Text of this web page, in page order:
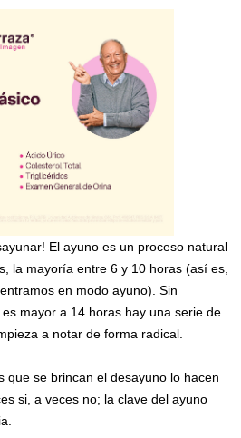
El ayuno es un proceso natural
la mayoría entre 6 y 10 horas (así es,
en modo ayuno). Sin
mayor a 14 horas hay una serie de
a notar de forma radical.
que se brincan el desayuno lo hacen
si, a veces no; la clave del ayuno